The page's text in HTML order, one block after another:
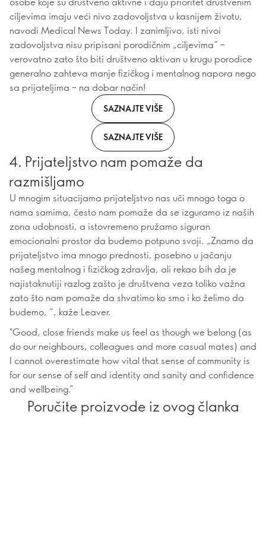
ciljevima imaju veći nivo zadovoljstva u kasnijem životu,
navodi Medical News Today. I zanimljivo, isti nivoi
zadovoljstva nisu pripisani porodičnim „ciljevima“ –
verovatno zato što biti društveno aktivan u krugu porodice
generalno zahteva manje fizičkog i mentalnog napora nego
sa prijateljima – na dobar način!
SAZNAJTE VIŠE
SAZNAJTE VIŠE
4. Prijateljstvo nam pomaže da
razmišljamo
U mnogim situacijama prijateljstvo nas uči mnogo toga o
nama samima, često nam pomaže da se izguramo iz naših
zona udobnosti, a istovremeno pružamo siguran
emocionalni prostor da budemo potpuno svoji. „Znamo da
prijateljstvo ima mnogo prednosti, posebno u jačanju
našeg mentalnog i fizičkog zdravlja, ali rekao bih da je
najistaknutiji razlog zašto je društvena veza toliko važna
zato što nam pomaže da shvatimo ko smo i ko želimo da
budemo, “, kaže Leaver.
"Good, close friends make us feel as though we belong (as
do our neighbours, colleagues and more casual mates) and
I cannot overestimate how vital that sense of community is
for our sense of self and identity and sanity and confidence
and wellbeing.”
Poručite proizvode iz ovog članka